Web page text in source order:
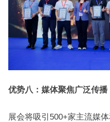
优势八：媒体聚焦广泛传播
展会将吸引500+家主流媒